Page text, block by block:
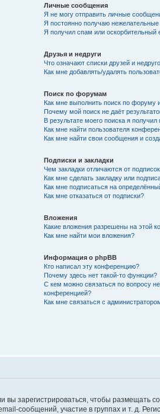
Личные сообщения
Я не могу отправить личные
Я постоянно получаю
Я получил спам или оскорбительный
Друзья и недруги
Что означают списки друзей и
Как мне добавлять/удалять
Поиск по форумам
Как мне выполнить поиск по форуму
Почему мой поиск не даёт
В результате моего поиска я получил
Как мне найти пользователя
Как мне найти свои сообщения и
Подписки и закладки
Чем закладки отличаются от
Как мне сделать закладку или
Как мне подписаться на
Как мне отказаться от подписки?
Вложения
Какие вложения разрешены на этой
Как мне найти мои вложения?
Информация о phpBB
Кто написал эту конференцию?
Почему здесь нет такой-то функции?
С кем можно связаться по вопросу
конференцией?
Как мне связаться с
зарегистрироваться, чтобы
участие в группах и т. д.